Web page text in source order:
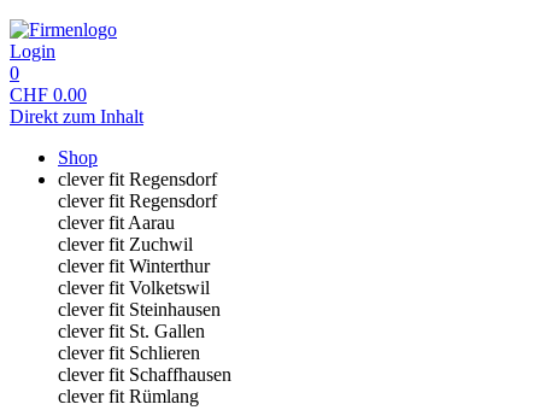
Login
0
CHF 0.00
Direkt zum Inhalt
Shop
clever fit Regensdorf
clever fit Regensdorf
clever fit Aarau
clever fit Zuchwil
clever fit Winterthur
clever fit Volketswil
clever fit Steinhausen
clever fit St. Gallen
clever fit Schlieren
clever fit Schaffhausen
clever fit Rümlang